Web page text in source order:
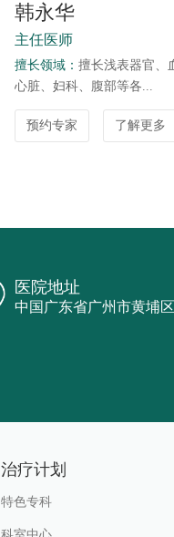
韩永华
主任医师
擅长领域：擅长浅表器官、
心脏、妇科、腹部等各...
预约专家 了解更多
医院地址
中国广东省广州市黄埔
治疗计划
特色专科